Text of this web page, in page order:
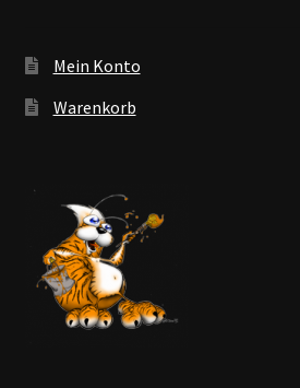
Mein Konto
Warenkorb